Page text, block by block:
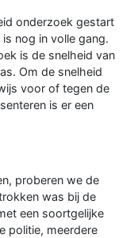
onderzoek gestart
nog in volle gang.
is de snelheid van
Om de snelheid
voor of tegen de
is er een
proberen we de
was bij de
een soortgelijke
politie, meerdere